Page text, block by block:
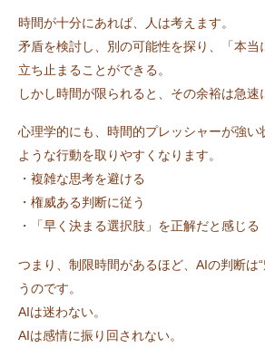
時間が十分にあれば、人は考えます。
矛盾を検討し、別の可能性を探り、「本当
立ち止まることができる。
しかし時間が限られると、その余裕は急速
心理学的にも、時間的プレッシャーが強い
ような行動を取りやすくなります。
・複雑な思考を避ける
・権威ある判断に従う
・「早く決まる選択肢」を正解だと感じる
つまり、制限時間があるほど、AIの判断は
うのです。
AIは迷わない。
AIは感情に振り回されない。